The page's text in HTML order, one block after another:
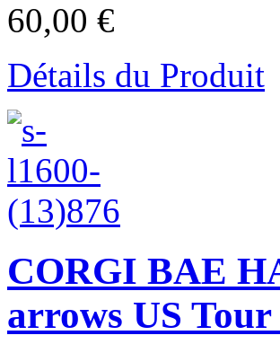
60,00 €
Détails du Produit
CORGI BAE
arrows US Tour